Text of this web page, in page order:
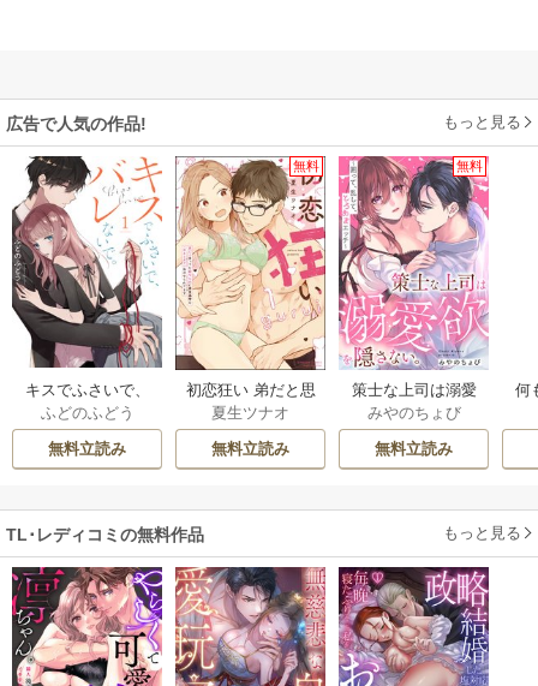
広告で人気の作品! もっと見る
キスでふさいで、
バレないで。【描
き下ろしおまけ付
き特装版】
ふどのふどう
無料立読み
無料
初恋狂い 弟だと思
ってた幼なじみに
激重感情を（※カ
ラダで）浴びせら
夏生ツナオ
無料立読み
無料
策士な上司は溺愛
欲を隠さない。～
囲って、乱して、
とろあまエッチ～
みやのちょび
無料立読み
何
TL･レディコミの無料作品 もっと見る